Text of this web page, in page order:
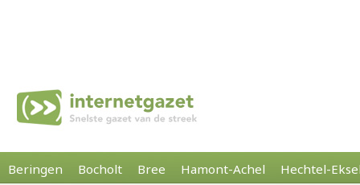
Beringen Bocholt Bree Hamont-Achel Hechtel-